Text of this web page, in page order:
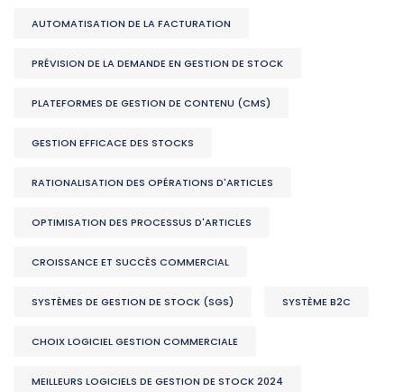
AUTOMATISATION DE LA FACTURATION
PRÉVISION DE LA DEMANDE EN GESTION DE STOCK
PLATEFORMES DE GESTION DE CONTENU (CMS)
GESTION EFFICACE DES STOCKS
RATIONALISATION DES OPÉRATIONS D'ARTICLES
OPTIMISATION DES PROCESSUS D'ARTICLES
CROISSANCE ET SUCCÈS COMMERCIAL
SYSTÈMES DE GESTION DE STOCK (SGS) SYSTÈME B2C
CHOIX LOGICIEL GESTION COMMERCIALE
MEILLEURS LOGICIELS DE GESTION DE STOCK 2024